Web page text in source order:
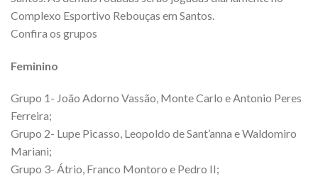
Complexo Esportivo Rebouças em Santos.
Confira os grupos
Feminino
Grupo 1- João Adorno Vassão, Monte Carlo e Antonio Peres
Ferreira;
Grupo 2- Lupe Picasso, Leopoldo de Sant’anna e Waldomiro
Mariani;
Grupo 3- Átrio, Franco Montoro e Pedro II;